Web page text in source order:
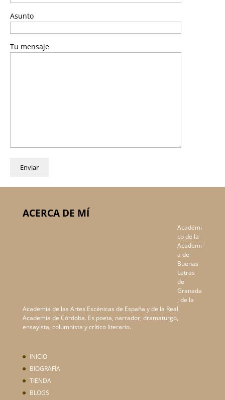
Asunto
Tu mensaje
ACERCA DE MÍ
Académi
co de la
Academi
a de
Buenas
Letras
de
Granada
, de la
Academia de las Artes Escénicas de España y de la Real
Academia de Córdoba. Es poeta, narrador, dramaturgo,
ensayista, columnista y crítico literario.
INICIO
BIOGRAFÍA
TIENDA
BLOGS